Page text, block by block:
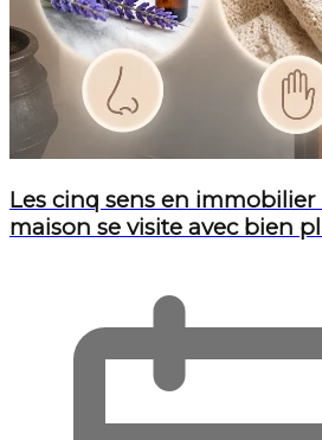
Les cinq sens en
maison se visite avec bien